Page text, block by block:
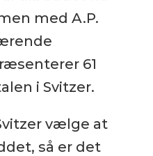
med A.P.
61
i Svitzer.
vælge at
så er det